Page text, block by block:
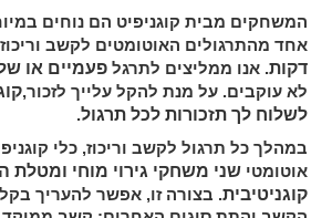
המשחקים מבית קוגניפיט הם נוחים
אחד מהתרגולים האוטומטים לקשב
דקות. אנו ממליצים לתרגלפעמיים או
לא עוקבים. על מנת להקל עלייך לזכור,
לשלוח לך תזכורות לכל תרגול.
במהלך כל תרגול לקשב וריכוז, כלי
אוטומטישני משחקי גירוי מוחי ומטלת
קוגניטיבית. בצורה זו, אפשר להעריך